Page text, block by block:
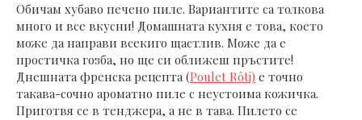
Обичам хубаво печено пиле. Вариантите са толкова
много и все вкусни! Домашната кухня е това, което
може да направи всекиго щастлив. Може да е
простичка гозба, но ще си оближеш пръстите!
Днешната френска рецепта (Poulet Rôti) е точно
такава-сочно ароматно пиле с неустоима кожичка.
Приготвя се в тенджера, а не в тава. Пилето се